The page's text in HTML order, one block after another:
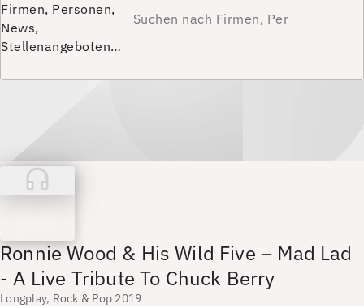
Firmen, Personen,
News,
Stellenangeboten…
Ronnie Wood & His Wild Five – Mad Lad
- A Live Tribute To Chuck Berry
Longplay, Rock & Pop 2019